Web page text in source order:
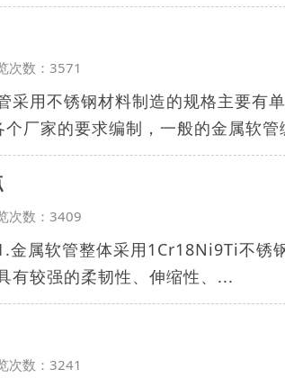
次数：3571
采用不锈钢材料制造的规格主要有
厂家的要求编制，一般的金属软管
次数：3409
金属软管整体采用1Cr18Ni9Ti不锈
有较强的柔韧性、伸缩性、...
次数：3241